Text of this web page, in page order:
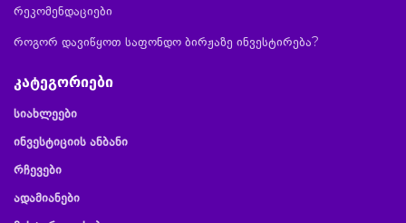
რეკომენდაციები
როგორ დავიწყოთ საფონდო ბირჟაზე ინვესტირება?
კატეგორიები
სიახლეები
ინვესტიციის ანბანი
რჩევები
ადამიანები